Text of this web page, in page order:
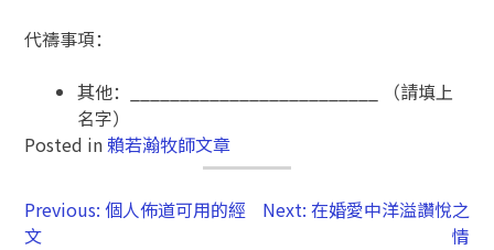
代禱事項：
其他：_________________________ （請填上
名字）
Posted in 賴若瀚牧師文章
Previous: 個人佈道可用的經
文
Next: 在婚愛中洋溢讚悅之
情